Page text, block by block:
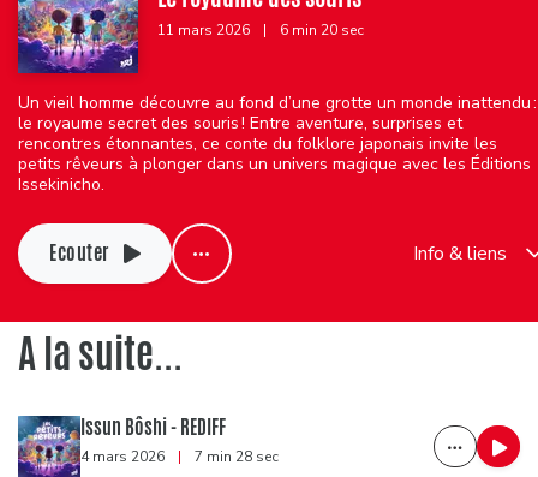
11 mars 2026 | 6 min 20 sec
Un vieil homme découvre au fond d’une grotte un monde inattendu :
le royaume secret des souris ! Entre aventure, surprises et
rencontres étonnantes, ce conte du folklore japonais invite les
petits rêveurs à plonger dans un univers magique avec les Éditions
Issekinicho.
Ecouter Info & liens
A la suite...
Issun Bôshi - REDIFF
4 mars 2026 | 7 min 28 sec